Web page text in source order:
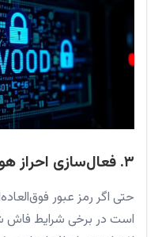
۳. فعال‌سازی احراز هویت دو مرحله‌ای (2FA)
حتی اگر رمز عبور
است در برخی شرایط فاش